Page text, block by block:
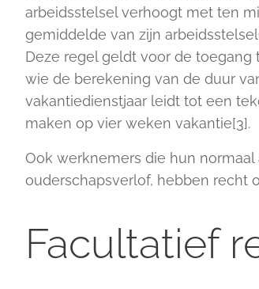
arbeidsstelsel verhoogt met ten
gemiddelde van zijn
Deze regel geldt voor de
wie de berekening van de duur
vakantiedienstjaar leidt tot een
maken op vier weken vakantie[3].
Ook werknemers die hun
ouderschapsverlof, hebben recht
Facultatief